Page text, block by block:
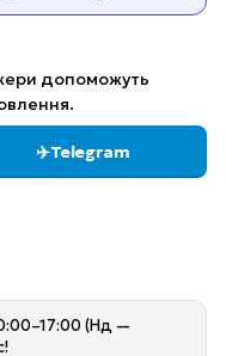
допоможуть
✈️Telegram
(Нд —